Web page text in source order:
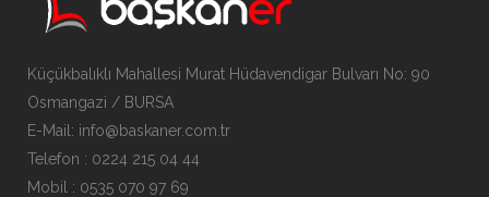
Küçükbalıklı Mahallesi Murat Hüdavendigar Bulvarı No: 90
Osmangazi / BURSA
E-Mail: info@baskaner.com.tr
Telefon : 0224 215 04 44
Mobil : 0535 070 97 69